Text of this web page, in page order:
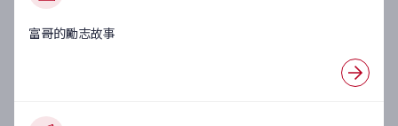
富哥的勵志故事